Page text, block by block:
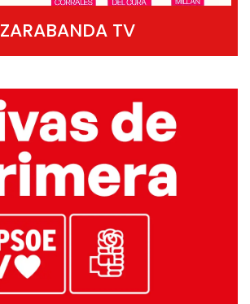
ZARABANDA TV